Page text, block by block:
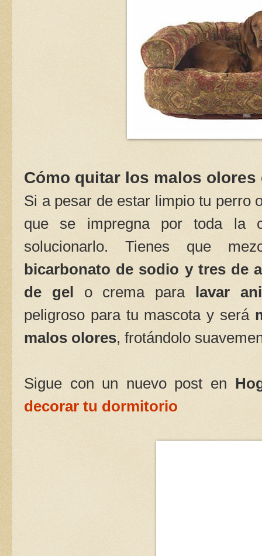
Cómo quitar los malos
Si a pesar de estar limpio tu perro
que se impregna por toda la
solucionarlo. Tienes que
bicarbonato de sodio y tres de
de gel o crema para lavar
peligroso para tu mascota y será
malos olores, frotándolo
Sigue con un nuevo post en
decorar tu dormitorio